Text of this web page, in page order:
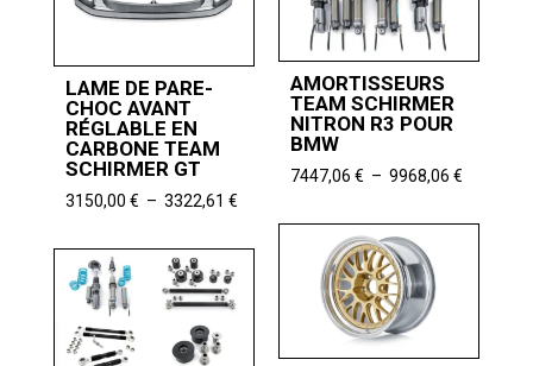
LAME DE PARE-
CHOC AVANT
RÉGLABLE EN
CARBONE TEAM
SCHIRMER GT
3150,00 € – 3322,61 €Plage
prix :
AMORTISSEURS
TEAM SCHIRMER
NITRON R3 POUR
BMW
7447,06 € – 9968,06 €Plage
prix :